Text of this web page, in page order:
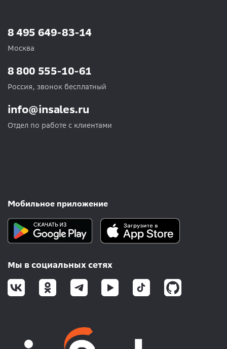
8 495 649-83-14
Москва
info@insales.ru
Отдел по работе с клиентами
8 800 555-10-61
Россия, звонок бесплатный
Мобильное приложение
Мы в социальных сетях